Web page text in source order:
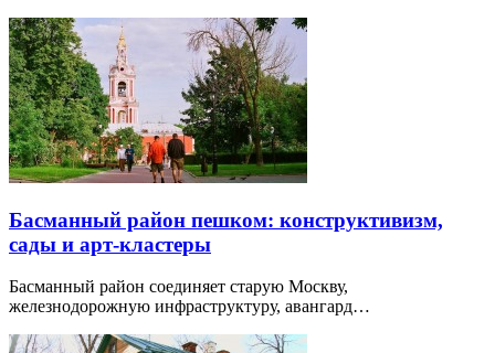
Басманный район пешком: конструктивизм,
сады и арт-кластеры
Басманный район соединяет старую Москву,
железнодорожную инфраструктуру, авангард…